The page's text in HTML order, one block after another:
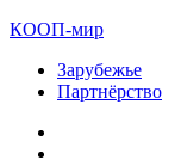
КООП-мир
Зарубежье
Партнёрство